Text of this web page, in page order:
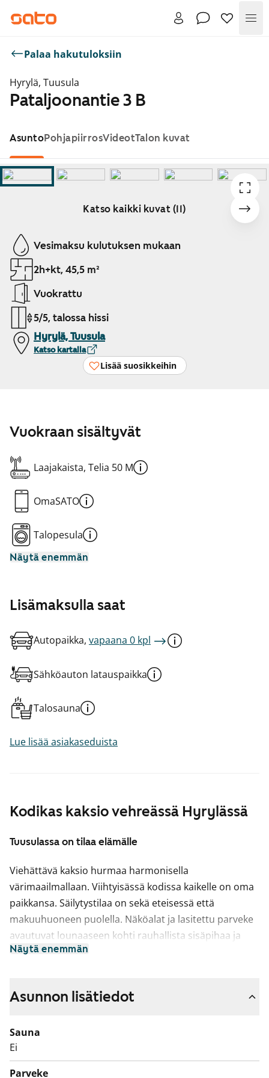
Palaa hakutuloksiin
Hyrylä, Tuusula
Pataljoonantie 3 B
AsuntoPohjapiirrosVideotTalon kuvat
Katso kaikki kuvat (11)
Näytetään dia 1 / 11
Vesimaksu kulutuksen mukaan
2h+kt, 45,5 m²
Vuokrattu
5/5, talossa hissi
Hyrylä, Tuusula
Katso kartalla
Lisää suosikkeihin
Kodikas kaksio vehreässä Hyrylässä
Tuusulassa on tilaa elämälle
Viehättävä kaksio hurmaa harmonisella
värimaailmallaan. Viihtyisässä kodissa kaikelle on oma
paikkansa. Säilytystilaa on sekä eteisessä että
makuuhuoneen puolella. Näköalat ja lasitettu parveke
avautuvat lounaaseen kohti rauhallista sisäpihaa ja
metsikköä.
käytännöllisessä keittotilassa kokkailu sujuu
Erillinen saareke lisää työskentelytilaa. Keittiö on ilo
myös silmälle: kaapit ovat vaalean beigen väriset,
välitila valkoinen ja tasot rosteria. Keittiön yhteydessä
on hyvin tilaa ruokapöydälle, jossa koko perhe mahtuu
Näytä enemmän
Vuokraan sisältyvät
Laajakaista, Telia 50 M
OmaSATO
Talopesula
Näytä enemmän
Lisämaksulla saat
Autopaikka, vapaana 0 kpl
Sähköauton latauspaikka
Talosauna
Lue lisää asiakaseduista
Asunnon lisätiedot
Sauna
Ei
Parveke